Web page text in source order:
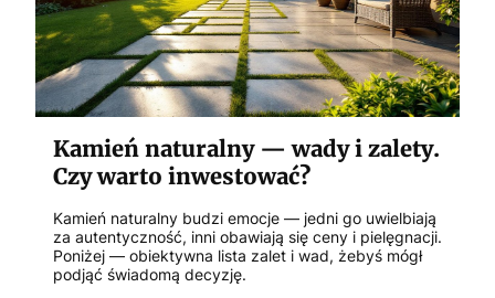
Kamień naturalny — wady i zalety.
Czy warto inwestować?
Kamień naturalny budzi emocje — jedni go uwielbiają
za autentyczność, inni obawiają się ceny i pielęgnacji.
Poniżej — obiektywna lista zalet i wad, żebyś mógł
podjąć świadomą decyzję.